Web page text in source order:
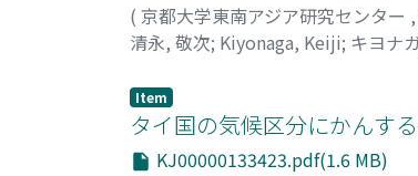
( 京都大学東南アジア研究センター ,
清永, 敬次; Kiyonaga, Keiji; キヨナ
Item
タイ国の気候区分にかんす
KJ00000133423.pdf(1.6 MB)